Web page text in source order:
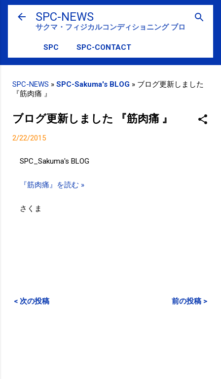
スキップしてメイン コンテンツに移動
SPC-NEWS
サクマ・フィジカルコンディショニング ブログ
SPC SPC-CONTACT
SPC-NEWS » SPC-Sakuma's BLOG » ブログ更新しました
『筋肉痛 』
ブログ更新しました 『筋肉痛 』
2/22/2015
SPC_Sakuma's BLOG
『筋肉痛』を読む »
さくま
< 次の投稿 前の投稿 >